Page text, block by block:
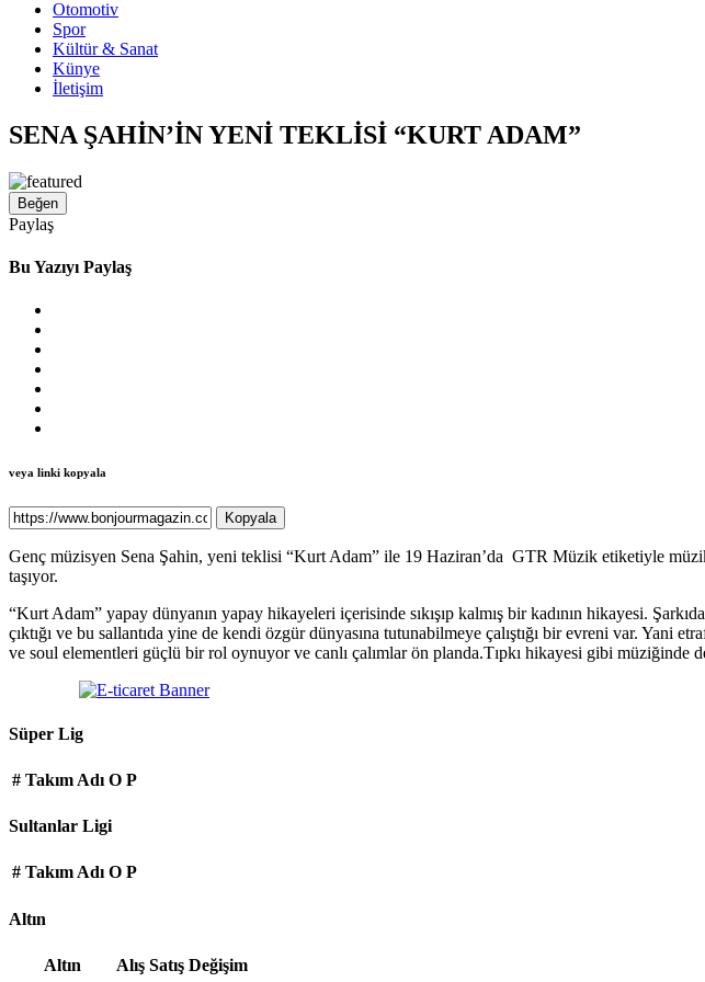
Otomotiv
Spor
Kültür & Sanat
Künye
İletişim
SENA ŞAHİN’İN YENİ TEKLİSİ “KURT ADAM”
Beğen
Paylaş
Bu Yazıyı Paylaş
veya linki kopyala
Kopyala
Genç müzisyen Sena Şahin, yeni teklisi “Kurt Adam” ile 19 Haziran’da GTR Müzik etiketiyle
taşıyor.
“Kurt Adam” yapay dünyanın yapay hikayeleri içerisinde sıkışıp kalmış bir kadının hikayesi.
çıktığı ve bu sallantıda yine de kendi özgür dünyasına tutunabilmeye çalıştığı bir evreni var. Yani
ve soul elementleri güçlü bir rol oynuyor ve canlı çalımlar ön planda.Tıpkı hikayesi gibi müziğinde
Süper Lig
# Takım Adı O P
Sultanlar Ligi
# Takım Adı O P
Altın
Altın Alış Satış Değişim